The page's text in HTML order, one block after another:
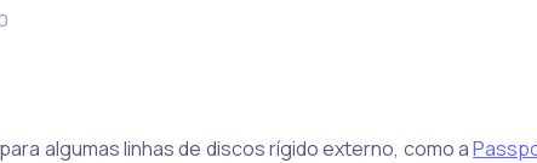
0
algumas linhas de discos rígido externo, como a